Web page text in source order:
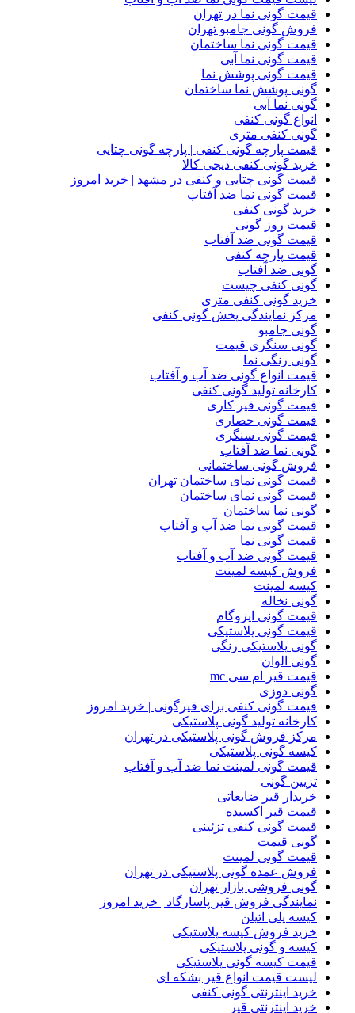
قیمت گونی نما در تهران
فروش گونی جامبو تهران
قیمت گونی نما ساختمان
قیمت گونی نما آبی
قیمت گونی پوشش نما
گونی پوشش نما ساختمان
گونی نما آبی
انواع گونی کنفی
گونی کنفی متری
قیمت پارچه گونی کنفی | پارچه گونی چتایی
خرید گونی کنفی دیجی کالا
قیمت گونی چتایی و کنفی در مشهد | خرید امروز
قیمت گونی نما ضد آفتاب
خرید گونی کنفی
قیمت روز گونی
قیمت گونی ضد آفتاب
قیمت پارچه کنفی
گونی ضد آفتاب
گونی کنفی چیست
خرید گونی کنفی متری
مرکز نمایندگی پخش گونی کنفی
گونی جامبو
گونی سنگری قیمت
گونی رنگی نما
قیمت انواع گونی ضد آب و آفتاب
کارخانه تولید گونی کنفی
قیمت گونی قیر کاری
قیمت گونی حصاری
قیمت گونی سنگری
گونی نما ضد آفتاب
فروش گونی ساختمانی
قیمت گونی نمای ساختمان تهران
قیمت گونی نمای ساختمان
گونی نما ساختمان
قیمت گونی نما ضد آب و آفتاب
قیمت گونی نما
قیمت گونی ضد آب و آفتاب
فروش کیسه لمینت
کیسه لمینت
گونی نخاله
قیمت گونی ایزوگام
قیمت گونی پلاستیکی
گونی پلاستیکی رنگی
گونی الوان
قیمت قیر ام سی mc
گونی دوزی
قیمت گونی کنفی برای قیرگونی | خرید امروز
کارخانه تولید گونی پلاستیکی
مرکز فروش گونی پلاستیکی در تهران
کیسه گونی پلاستیکی
قیمت گونی لمینت نما ضد آب و آفتاب
تزیین گونی
خریدار قیر ضایعاتی
قیمت قیر اکسیده
قیمت گونی کنفی تزئینی
گونی قیمت
قیمت گونی لمینت
فروش عمده گونی پلاستیکی در تهران
گونی فروشی بازار تهران
نمایندگی فروش قیر پاسارگاد | خرید امروز
کیسه پلی اتیلن
خرید فروش کیسه پلاستیکی
کیسه و گونی پلاستیکی
قیمت کیسه گونی پلاستیکی
لیست قیمت انواع قیر بشکه ای
خرید اینترنتی گونی کنفی
خرید اینترنتی قیر